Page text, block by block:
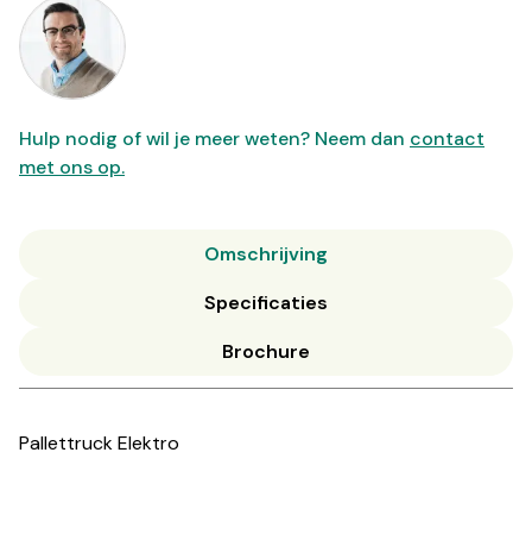
Hulp nodig of wil je meer weten? Neem dan contact
met ons op.
Omschrijving
Specificaties
Brochure
Pallettruck Elektro